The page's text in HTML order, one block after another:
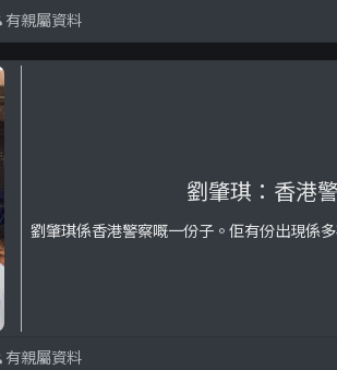
有親屬資料
劉肇琪：香港
劉肇琪係香港警察嘅一份子。佢有份出現係
有親屬資料